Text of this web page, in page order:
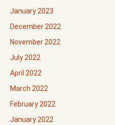
January 2023
December 2022
November 2022
July 2022
April 2022
March 2022
February 2022
January 2022